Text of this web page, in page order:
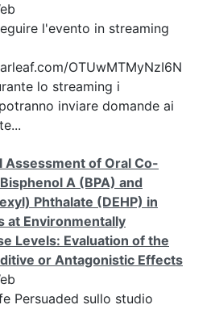
l'evento in streaming
OTUwMTMyNzI6N
lo streaming i
inviare domande ai
Assessment of Oral Co-
A (BPA) and
Phthalate (DEHP) in
at Environmentally
Levels: Evaluation of the
or Antagonistic Effects
Persuaded sullo studio